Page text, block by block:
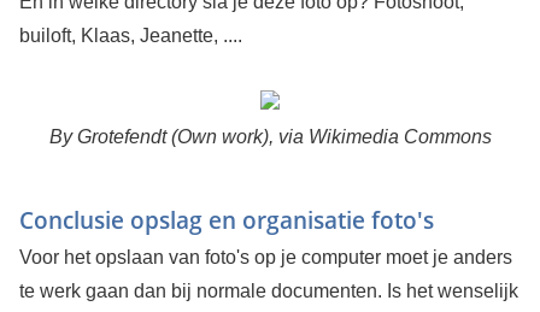
builoft, Klaas, Jeanette, ....
By Grotefendt (Own work), via Wikimedia Commons
Conclusie opslag en organisatie foto's
Voor het opslaan van foto's op je computer moet je anders
te werk gaan dan bij normale documenten. Is het wenselijk